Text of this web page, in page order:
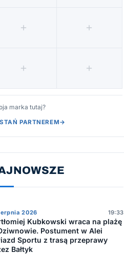
marka tutaj?
PARTNEREM→
2026 19:33
Kubkowski wraca na plażę
Postument w Alei
Sportu z trasą przeprawy
Bałtyk